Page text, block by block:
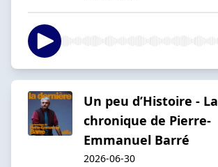
Un peu d’Histoire - La
chronique de Pierre-
Emmanuel Barré
2026-06-30